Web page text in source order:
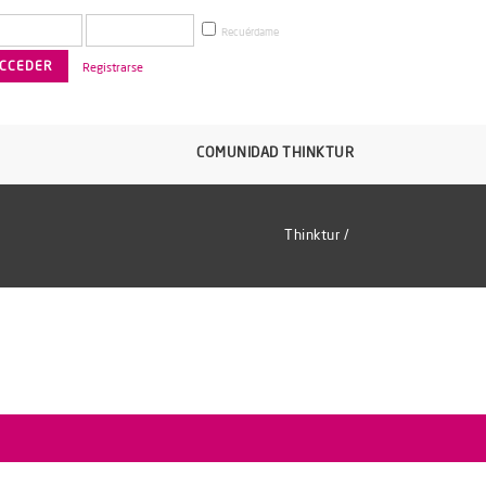
Recuérdame
Registrarse
COMUNIDAD THINKTUR
Thinktur /